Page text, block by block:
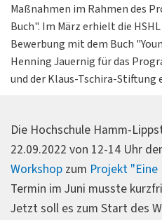
Maßnahmen im Rahmen des
Buch". Im März erhielt die
Bewerbung mit dem Buch
Henning Jauernig für das
und der Klaus-Tschira-Stiftung
Die Hochschule Hamm-
22.09.2022 von 12-14 Uhr
Workshop zum Projekt "Eine
Termin im Juni musste
Jetzt soll es zum Start des